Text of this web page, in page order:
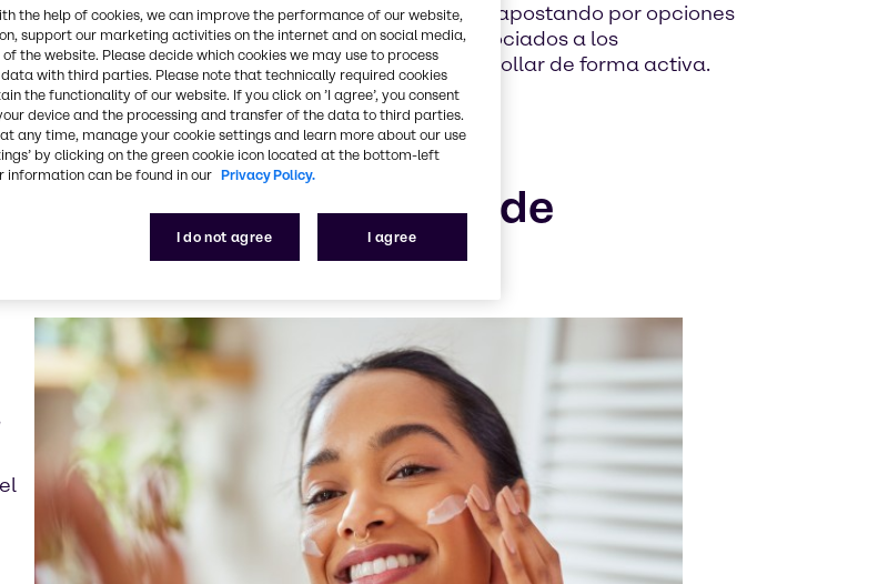
origen biológico para los ingredientes comunes, apostando por opciones
los retos de disponibilidad y sostenibilidad asociados a los
gama de productos que buscamos desarrollar de forma activa.
nuestros ejemplos de
the help of cookies, we can improve the performance of our website,
support our marketing activities on the internet and on social media,
the website. Please decide which cookies we may use to process
with third parties. Please note that technically required cookies
the functionality of our website. If you click on ’I agree’, you consent
device and the processing and transfer of the data to third parties.
any time, manage your cookie settings and learn more about our use
by clicking on the green cookie icon located at the bottom-left
information can be found in our Privacy Policy.
I do not agree I agree